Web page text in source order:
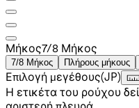
Μήκος7/8 Μήκος
7/8 Μήκος Πλήρους μήκους
Επιλογή μεγέθους(JP)
Η ετικέτα του ρούχου